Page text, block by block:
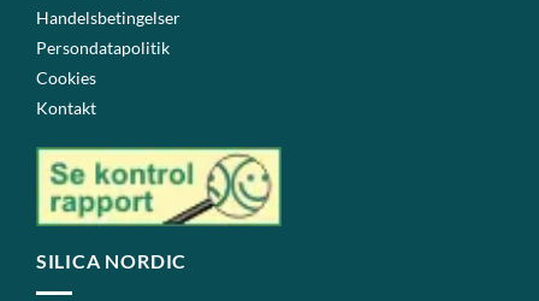
Handelsbetingelser
Persondatapolitik
Cookies
Kontakt
SILICA NORDIC